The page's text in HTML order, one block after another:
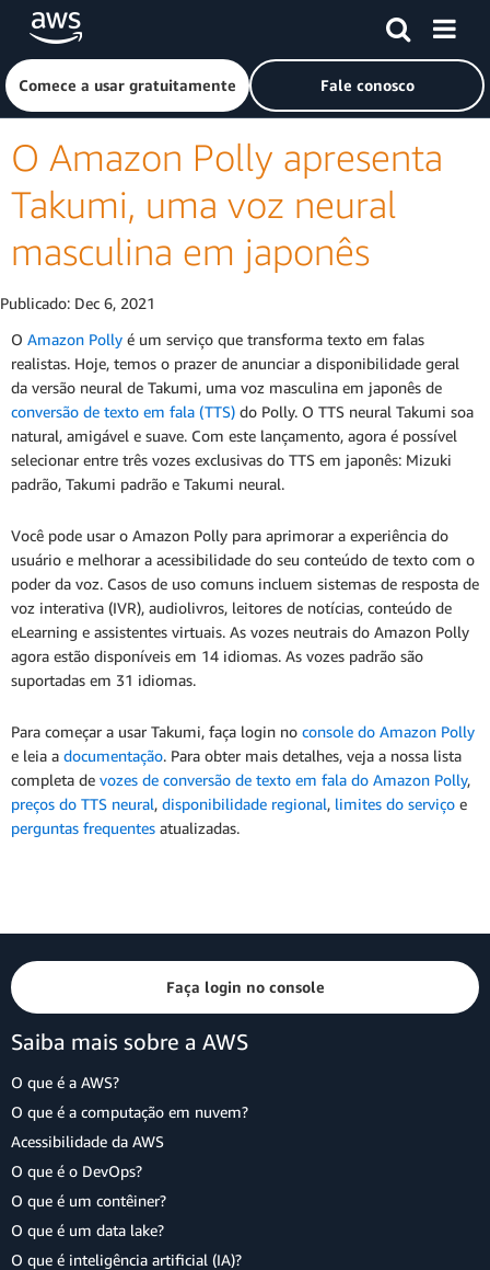
Pular para o conteúdo principal
Clique aqui para voltar à página inicial da Amazon Web
Comece a usar gratuitamente Fale conosco
O Amazon Polly apresenta
Takumi, uma voz neural
masculina em japonês
Publicado: Dec 6, 2021
O Amazon Polly é um serviço que transforma texto em falas
realistas. Hoje, temos o prazer de anunciar a disponibilidade geral
da versão neural de Takumi, uma voz masculina em japonês de
conversão de texto em fala (TTS) do Polly. O TTS neural Takumi soa
natural, amigável e suave. Com este lançamento, agora é possível
selecionar entre três vozes exclusivas do TTS em japonês: Mizuki
padrão, Takumi padrão e Takumi neural.
Você pode usar o Amazon Polly para aprimorar a experiência do
usuário e melhorar a acessibilidade do seu conteúdo de texto com o
poder da voz. Casos de uso comuns incluem sistemas de resposta de
voz interativa (IVR), audiolivros, leitores de notícias, conteúdo de
eLearning e assistentes virtuais. As vozes neutrais do Amazon Polly
agora estão disponíveis em 14 idiomas. As vozes padrão são
suportadas em 31 idiomas.
Para começar a usar Takumi, faça login no console do Amazon Polly
e leia a documentação. Para obter mais detalhes, veja a nossa lista
completa de vozes de conversão de texto em fala do Amazon Polly,
preços do TTS neural, disponibilidade regional, limites do serviço e
perguntas frequentes atualizadas.
Faça login no console
Saiba mais sobre a AWS
O que é a AWS?
O que é a computação em nuvem?
Acessibilidade da AWS
O que é o DevOps?
O que é um contêiner?
O que é um data lake?
O que é inteligência artificial (IA)?